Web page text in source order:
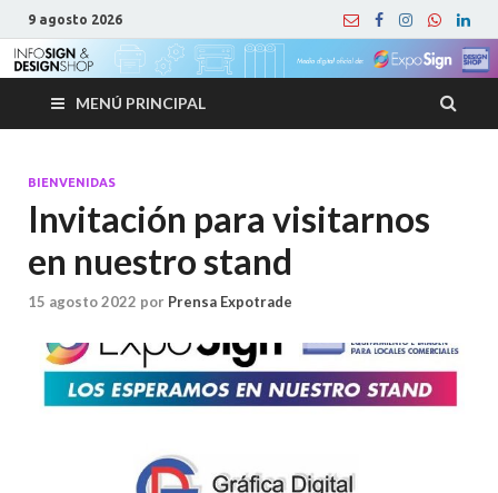
9 agosto 2026
MENÚ PRINCIPAL
BIENVENIDAS
Invitación para visitarnos
en nuestro stand
15 agosto 2022 por Prensa Expotrade